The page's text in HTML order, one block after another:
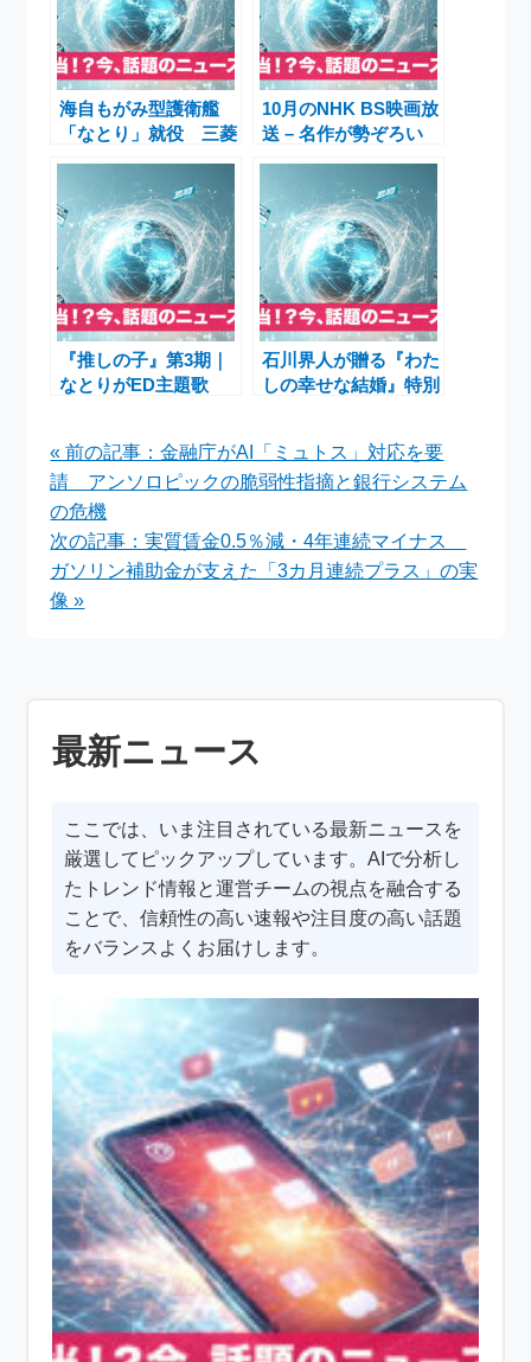
海自もがみ型護衛艦
「なとり」就役 三菱
き渡され青森・大湊基
地に配備
10月のNHK BS映画放
送 – 名作が勢ぞろい
や「ポルターガイス
ト」も
『推しの子』第3期｜
なとりがED主題歌
ニュース
石川界人が贈る『わた
しの幸せな結婚』特別
決定】
« 前の記事：金融庁がAI「ミュトス」対応を要
請 アンソロピックの脆弱性指摘と銀行システム
の危機
次の記事：実質賃金0.5％減・4年連続マイナス
ガソリン補助金が支えた「3カ月連続プラス」の実
像 »
最新ニュース
ここでは、いま注目されている最新ニュースを
厳選してピックアップしています。AIで分析し
たトレンド情報と運営チームの視点を融合する
ことで、信頼性の高い速報や注目度の高い話題
をバランスよくお届けします。